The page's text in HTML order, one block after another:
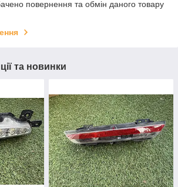
повернення та обмін даного товару
та новинки